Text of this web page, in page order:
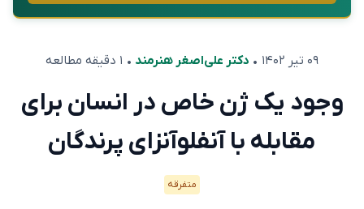
۰۹ تیر ۱۴۰۲ • دکتر علی‌اصغر هنرمند • ۱ دقیقه مطالعه
وجود یک ژن خاص در انسان برای
مقابله با آنفلوآنزای پرندگان
متفرقه